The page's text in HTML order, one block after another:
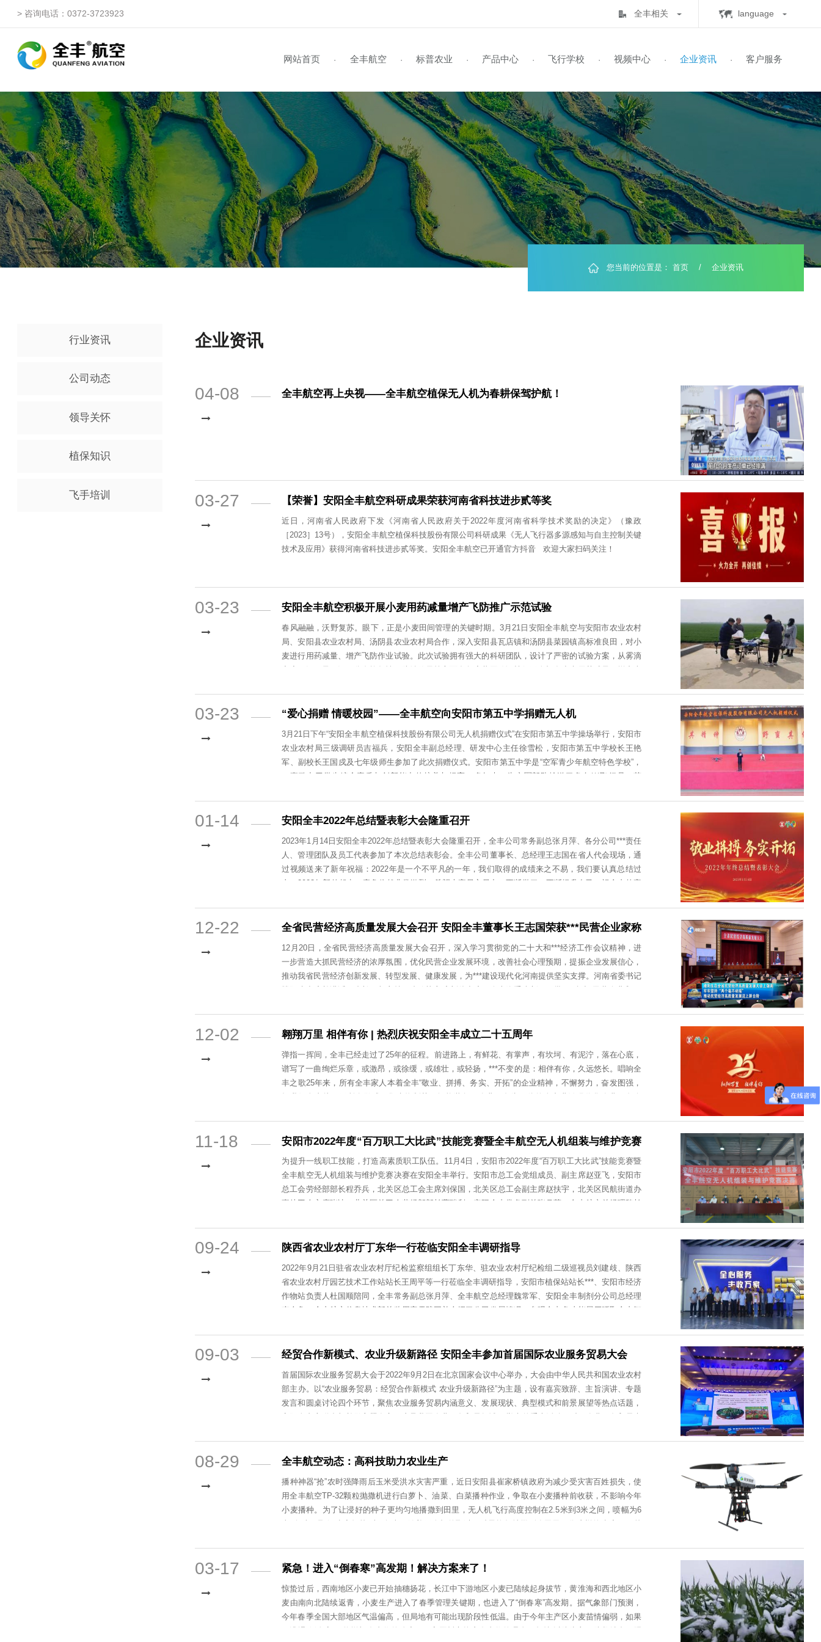
> 咨询电话：0372-3723923 全丰相关
全丰航空
网站首页 · 全丰航空
企业风采 企业文化 资质荣誉 发展历程
· 标普农业
标普简介 标普旗舰店 标普新闻 飞防五事 业务范围
产品中心
全丰航空TP-22 全丰航空TP-22热雾机 自由鹰TP-32 全球鹰T2000
自由鹰ZP 自由鹰DP（3WQFDP-1 自由鹰1S 全球鹰 飞防专用药剂 全球鹰-遥感无人机
· 飞行学校
学员风采 招生启事 新型农民培训
视频中心
企业视频 媒体报道 植保作业
企业资讯
行业资讯 公司动态 领导关怀 植保知识 飞手培训
资料下载 联系我们 在线留言 证书查询
公司动态
领导关怀
植保知识
您当前的位置是：首页/企业资讯
【荣誉】安阳全丰航空科研成果荣获河南省科技进步贰等奖
［2023］13号），安阳全丰航空植保科技股份有限公司科研成果《无人飞行器多源感知与自主控制关键
安阳全丰航空积极开展小麦用药减量增产飞防推广示范试验
春风融融，沃野复苏。眼下，正是小麦田间管理的关键时期。3月21日安阳全丰航空与安阳市农业农村
局、安阳县农业农村局、汤阴县农业农村局合作，深入安阳县瓦店镇和汤阴县菜园镇高标准良田，对小
麦进行用药减量、增产飞防作业试验。此次试验拥有强大的科研团队，设计了严密的试验方案，从雾滴
密度、沉积量、沉积分布均匀性、防治效果等方面多角度共同验证植保无人机在小麦用药减量、增产上
的效果。无人机喷洒与传统人工喷药相比，穿透力强，喷洒均匀，风场大，作物的顶端、中部、下部均
可受喷。喷洒均匀速度快，农药雾化程度高，小麦吸收程度高，可节约农药8%。近年来全丰航空秉
承“安全、专注、速度、价值＂的经营理念，着力打造中国农用航空集成服务商，服务于中国现代化农
“爱心捐赠 情暖校园”——全丰航空向安阳市第五中学捐赠无人机
3月21日下午“安阳全丰航空植保科技股份有限公司无人机捐赠仪式”在安阳市第五中学操场举行，安阳市
农业农村局三级调研员吉福兵，安阳全丰副总经理、研发中心主任徐雪松，安阳市第五中学校长王艳
军、副校长王国戍及七年级师生参加了此次捐赠仪式。安阳市第五中学是“空军青少年航空特色学校”，
一直致力于学生综合素质与创新能力的培养与提高，多年来，为空军部队输送了多名***飞行员，荣
获“全国航空特色学校”光荣称号，受到了社会各界一致认可和好评。王艳军校长和徐雪松主任分别代表
双方签署捐赠协议。此次全丰航空捐赠2架无人机，助力学校智慧型校园建设的进一步实现，让更多学
生有机会接触无人机，点亮同学们的科技梦想。安阳市农业农村局三级调研员吉福兵宣布无人机“试机
飞行”校企双方将以无人机为契机，为双方进一步开展多层次、多形式、多领域的合作，实现校企资源
的有机结合和优化配置，以实际行动为祖国的科技发展贡献力量。 安阳全丰航空已开通官方抖音 欢迎
大家扫码关注！
人、管理团队及员工代表参加了本次总结表彰会。全丰公司董事长、总经理王志国在省人代会现场，通
过视频送来了新年祝福：2022年是一个不平凡的一年，我们取得的成绩来之不易，我们要认真总结过
去。2023年新的起点，竞争依然非常激烈，希望大家尽心尽力，不断学习、不断提升自己。祝全丰的家
人们新年快乐，万事如意！唱响全丰之歌全丰公司常务副总张月萍总结2022年是全丰审视自我，深挖潜
力的一年。我们面对现实、实事求是、剖析自我，寻求更好的发展机会。跨越2022，走进2023是全丰
重整旗鼓、重振雄风的转折点。下一步要对团队进行整合、重组，步步为“赢”！全丰大家庭要抱团取
力，祝福化为行动，希望大家全力以赴，2023扭转乾坤！
全省民营经济高质量发展大会召开 安阳全丰董事长王志国荣获***民营企业家称
号
12月20日，全省民营经济高质量发展大会召开，深入学习贯彻党的二十大和***经济工作会议精神，进
一步营造大抓民营经济的浓厚氛围，优化民营企业发展环境，改善社会心理预期，提振企业发展信心，
推动我省民营经济创新发展、转型发展、健康发展，为***建设现代化河南提供坚实支撑。河南省委书记
楼阳生出席并讲话，省长王凯主持，省政协主席刘伟出席。会上隆重表彰了一批***(杰出)民营企业和***
(杰出)民营企业家，这是我省时隔5年再次高规格表彰***民营企业和民营企业家。这份表彰名单由河南
省委***部、河南省工业和信息化厅、河南省工商业联合会、河南省人力资源和社会保障厅联合评选。整
个评选表彰工作坚持公开、公平、公正原则，严格按照自下而上、逐级审核推荐、差额评选的方式进
行，并严格执行了“两审三公示”程序，***终授予河南双汇投资发展股份有限公司等10家民营企业“河南省
杰出民营企业”称号；授予秦英林等10名民营企业家“河南省杰出民营企业家”称号；授予天瑞集团股份有
限公司等85家民营企业“河南省***民营企业”称号；授予马文超等87名民营企业家“河南省***民营企业
家”称号。在此次评选中，安阳全丰董事长、总经理王志国荣获“河南省***民营企业家”称号。安阳全丰董
事长、总经理王志国王志国自1997年带领企业改制以来，践行“全心服务，丰收万家”的核心价值观，始
终坚持以科技***发展、以创新驱动转型的发展理念，经过二十五年的潜心耕耘，将安阳全丰发展成为集
生物制药、智能装备、农业服务一体的现代化***企业，并被推举为国家航空植保科技创新联盟理事长单
位。多年来，王志国作为一名民营企业家，始终严格要求自己，坚持企业经济发展同时不忘社会责任，
在洪水、地震、新冠疫情等自然灾害面前，弘扬企业家精神，多次向受灾地区捐款捐物，利用植保无人
机进行作业消杀，受到了社会一致好评。在国家高度重视民营企业发展、为民营企业积极营造良好氛围
的大环境下，安阳全丰将会积极发挥民营企业在社会发展中的作用，践行高质量发展之路，推动智慧农
业产业升级，为农业提质增效和农户稳产增收贡献力量，为河南经济发展作出新的更大贡献！
12-02 翱翔万里 相伴有你 | 热烈庆祝安阳全丰成立二十五周年
弹指一挥间，全丰已经走过了25年的征程。前进路上，有鲜花、有掌声，有坎坷、有泥泞，落在心底，
谱写了一曲绚烂乐章，或激昂，或徐缓，或雄壮，或轻扬，***不变的是：相伴有你，久远悠长。唱响全
丰之歌25年来，所有全丰家人本着全丰“敬业、拼搏、务实、开拓”的企业精神，不懈努力，奋发图强，
把我们全丰从一无所有做成了集生物制药、智能装备、农业服务为一体的全产业链现代化农业服务企
业，我们每一个人都亲身经历、见证了全丰的每一步成长。我们为自己、为全丰骄傲、自豪！回顾一起
奋斗的铿锵岁月品味丰收的硕果累累，内心豪情万丈。一张张带有时光印记的照片，它们记载着全丰人
挥之不去的艰辛与汗水。留下的是全丰人坚实的步伐与成长的印记。全丰各个分子公司，就像是一只只
迎空翱翔的雄鹰，在各自的细分市场上奋飞、拼搏，开疆辟土、耕耘收获，而全丰永远是温暖的家，未
来我们将共同成长，步调一致，共创美好全丰。运动凝聚力量 健康放飞梦想全丰25***—运动会今天我
们欢聚一堂，重温创业历程，倾听爱的分享，温暖笑声环绕，会心笑容飞扬。畅想美好前程，汇聚前进
力量，若有些许遗憾，留待来年补偿。翱翔万里之路，爱在家的方向，一路相伴有你，幸福心间流淌。
11-18 安阳市2022年度“百万职工大比武”技能竞赛暨全丰航空无人机组装与维护竞赛
为提升一线职工技能，打造高素质职工队伍。11月4日，安阳市2022年度“百万职工大比武”技能竞赛暨
全丰航空无人机组装与维护竞赛决赛在安阳全丰举行。安阳市总工会党组成员、副主席赵亚飞，安阳市
总工会劳经部部长程乔兵，北关区总工会主席刘保国，北关区总工会副主席赵扶宇，北关区民航街道办
事处工会主席张冰，北关区总工会劳经部部长曹瑞利、安阳全丰常务副总张月萍、全丰航空总经理魏长
军出席本次竞赛。本次大赛得到了广大职工们的积极支持和踊跃报名，经过评比筛选，***终8名一线职
工进入了决赛环节，在大赛启动仪式结束后，所有参赛选手迅速进入比赛状态，用自己的***技能为自己
代言。本次竞赛分为理论考试和实操比赛两部分，理论知识考试中，参赛选手们沉着答题，一丝不苟，
展现出扎实、***的理***底。在实际操作比赛现场，参赛选手全神贯注，凭自己多年一线经验，沉着冷
静完成各项操作，展现自己精湛技能，注重自我操作效率的提升，动作规范、安全有序，在规定时间
内，完成了技能操作任务。此次竞赛，不仅为职工提供一个展示技能、切磋技艺平台，也集中展示和检
验了职工的技能水平和***素养，达到了以赛促训，以赛促建的目的，同时也掀起了职工技能提***习的
09-24 陕西省农业农村厅丁东华一行莅临安阳全丰调研指导
2022年9月21日驻省农业农村厅纪检监察组组长丁东华、驻农业农村厅纪检组二级巡视员刘建歧、陕西
省农业农村厅园艺技术工作站站长王周平等一行莅临全丰调研指导，安阳市植保站站长***、安阳市经济
作物站负责人杜国顺陪同，全丰常务副总张月萍、全丰航空总经理魏常军、安阳全丰制剂分公司总经理
李会争、全丰航空信息技术部总监周寒雪陪同并介绍了公司发展情况。参观全丰多功能展厅听取全丰智
慧农业云平台发展情况汇报感受无人机模拟操作体验自由鹰TP-32颗粒抛撒机作业参观全丰智慧菜园合
影留念安阳全丰航空已开通官方抖音 欢迎大家扫码关注！TEL:0372-3723963业务经理联系方式：张
经理，13526130112区域：河南大区、南方大区韦经理，13403819998区域：东北大区徐经理，
13866695060区域：皖北大区
09-03 经贸合作新模式、农业升级新路径 安阳全丰参加首届国际农业服务贸易大会
首届国际农业服务贸易大会于2022年9月2日在北京国家会议中心举办，大会由中华人民共和国农业农村
部主办。以“农业服务贸易：经贸合作新模式 农业升级新路径”为主题，设有嘉宾致辞、主旨演讲、专题
易上的探索及模式主题发言。吴总讲道：大国小农是我们的基本国情，为促进小农户与现代农业的有机
衔接，全丰标普围绕一村一站发展目标，建立总部平台+乡村服务站的落地服务模式，以工业互联网平
台为支撑打造数字化、***化，集约化智慧农业生产全过程服务新平台。目前，全丰农业服务贸易不仅在
中国，更在东南亚、非洲、南美洲的15个国家开拓了农业服务贸易国际合作模式。农业服务贸易内涵丰
富，以农业和服务业为存在基础，又以经济、社会、文化、科技发展作为重要支撑，其实践需求表现出
全丰航空动态：高科技助力农业生产
播种神器“抢”农时强降雨后玉米受洪水灾害严重，近日安阳县崔家桥镇政府为减少受灾害百姓损失，使
用全丰航空TP-32颗粒抛撒机进行白萝卜、油菜、白菜播种作业，争取在小麦播种前收获，不影响今年